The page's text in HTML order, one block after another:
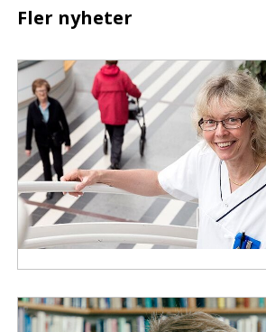
Fler nyheter